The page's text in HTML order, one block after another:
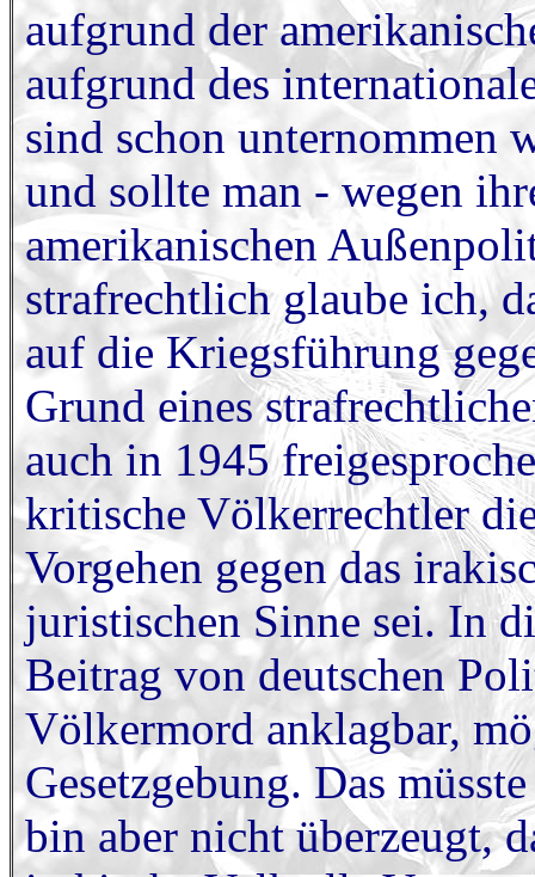
aufgrund der
aufgrund des
sind schon unternommen
und sollte man - wegen
amerikanischen
strafrechtlich glaube ich,
auf die Kriegsführung
Grund eines
auch in 1945
kritische Völkerrechtler
Vorgehen gegen das
juristischen Sinne sei. In
Beitrag von deutschen
Völkermord anklagbar,
Gesetzgebung. Das
bin aber nicht überzeugt,